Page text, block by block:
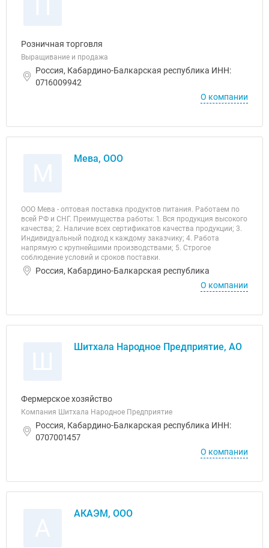
Розничная торговля
Выращивание и продажа
Россия, Кабардино-Балкарская республика ИНН:
0716009942
О компании
Мева, ООО
ООО Мева - оптовая поставка продуктов питания. Работаем по
всей РФ и СНГ. Преимущества работы: 1. Вся продукция высокого
качества; 2. Наличие всех сертификатов качества продукции; 3.
Индивидуальный подход к каждому заказчику; 4. Работа
напрямую c крупнейшими производствами; 5. Строгое
соблюдение условий и сроков поставки.
Россия, Кабардино-Балкарская республика
О компании
Шитхала Народное Предприятие, АО
Фермерское хозяйство
Компания Шитхала Народное Предприятие
Россия, Кабардино-Балкарская республика ИНН:
0707001457
О компании
АКАЭМ, ООО